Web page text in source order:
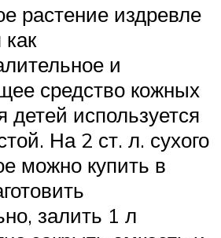
растение издревле
как
и
средство кожных
детей используется
На 2 ст. л. сухого
можно купить в
залить 1 л